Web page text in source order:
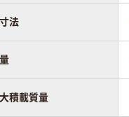
法
積載質量